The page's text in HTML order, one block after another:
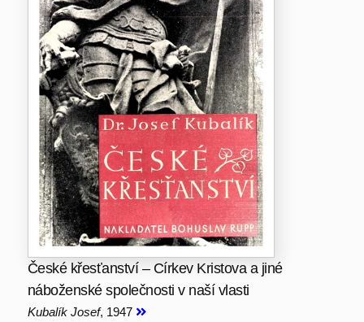
České křesťanství – Církev Kristova a jiné
náboženské společnosti v naší vlasti
Kubalík Josef, 1947